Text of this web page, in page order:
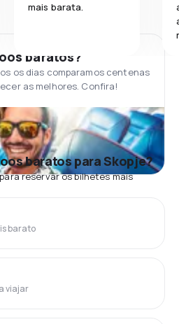
mais barata.
baratos?
os dias comparamos centenas
as melhores. Confira!
baratos para Skopje?
reservar os bilhetes mais
barato
viajar